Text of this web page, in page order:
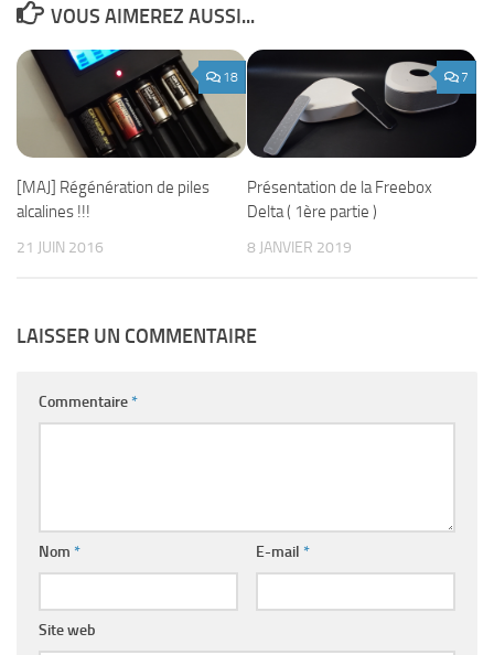
VOUS AIMEREZ AUSSI...
18
[MAJ] Régénération de piles
alcalines !!!
21 JUIN 2016
7
Présentation de la Freebox
Delta ( 1ère partie )
8 JANVIER 2019
LAISSER UN COMMENTAIRE
Commentaire*
Nom * E-mail *
Site web